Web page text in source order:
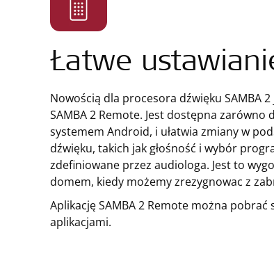
Łatwe
Nowością dla procesora dźwięku SAMBA
SAMBA 2 Remote. Jest dostępna zarówno
systemem Android, i ułatwia zmiany w
dźwięku, takich jak głośność i wybór
zdefiniowane przez audiologa. Jest to
domem, kiedy możemy zrezygnowac z
Aplikację SAMBA 2 Remote można pobrać
aplikacjami.